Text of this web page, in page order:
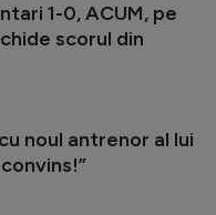
1-0, ACUM, pe
scorul din
noul antrenor al lui